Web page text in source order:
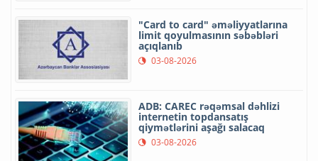
"Card to card" əməliyyatlarına
limit qoyulmasının səbəbləri
açıqlanıb
03-08-2026
ADB: CAREC rəqəmsal dəhlizi
internetin topdansatış
qiymətlərini aşağı salacaq
03-08-2026